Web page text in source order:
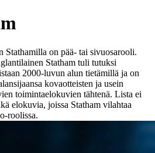
Stathamilla on pää- tai sivuosarooli.
Statham tuli tutuksi
2000-luvun alun tietämillä ja on
kovaotteisten ja usein
toimintaelokuvien tähtenä. Lista ei
elokuvia, joissa Statham vilahtaa
roolissa.